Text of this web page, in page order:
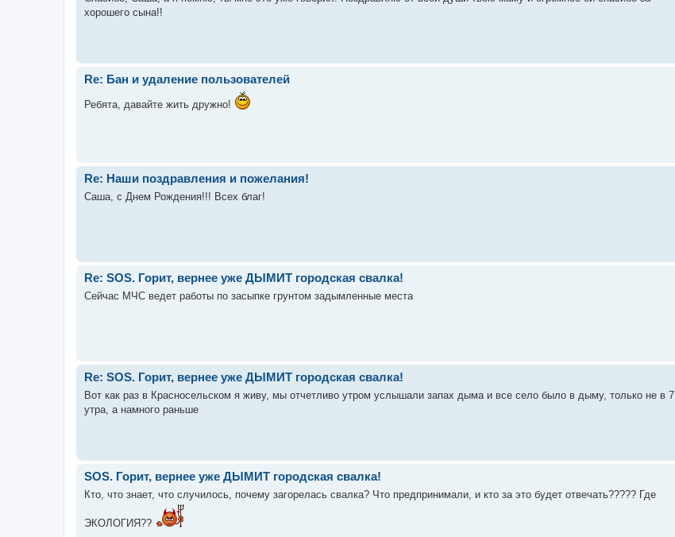
хорошего сына!!
Re: Бан и удаление пользователей
Ребята, давайте жить дружно!
Re: Наши поздравления и пожелания!
Саша, с Днем Рождения!!! Всех благ!
Re: SOS. Горит, вернее уже ДЫМИТ городская свалка!
Сейчас МЧС ведет работы по засыпке грунтом задымленные места
Re: SOS. Горит, вернее уже ДЫМИТ городская свалка!
Вот как раз в Красносельском я живу, мы отчетливо утром услышали запах дыма и все село было в дыму, только не в 7
утра, а намного раньше
SOS. Горит, вернее уже ДЫМИТ городская свалка!
Кто, что знает, что случилось, почему загорелась свалка? Что предпринимали, и кто за это будет отвечать????? Где
ЭКОЛОГИЯ??